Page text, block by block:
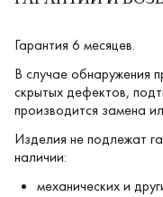
Гарантия 6 месяцев.
В случае обнаружения
скрытых дефектов,
производится замена
Изделия не подлежат
наличии:
механических и